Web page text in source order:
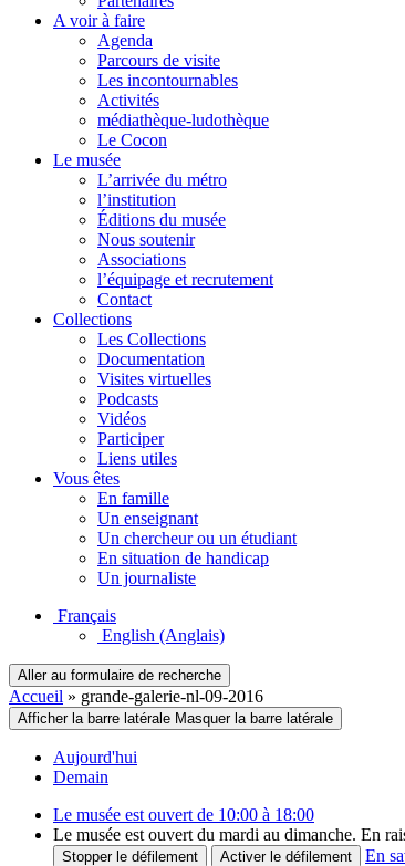
A voir à faire
Agenda
Parcours de visite
Les incontournables
Activités
médiathèque-ludothèque
Le Cocon
Le musée
L’arrivée du métro
l’institution
Éditions du musée
Nous soutenir
Associations
l’équipage et recrutement
Contact
Collections
Les Collections
Documentation
Visites virtuelles
Podcasts
Vidéos
Participer
Liens utiles
Vous êtes
En famille
Un enseignant
Un chercheur ou un étudiant
En situation de handicap
Un journaliste
Français
English (Anglais)
Aller au formulaire de recherche
Accueil » grande-galerie-nl-09-2016
Afficher la barre latérale Masquer la barre latérale
Aujourd'hui
Demain
Le musée est ouvert de 10:00 à 18:00
Le musée est ouvert du mardi au dimanche. En
Stopper le défilement Activer le défilement En